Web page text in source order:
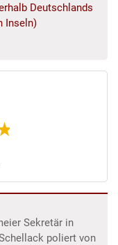
Deutschlands
Inseln)
Sekretär in
poliert von